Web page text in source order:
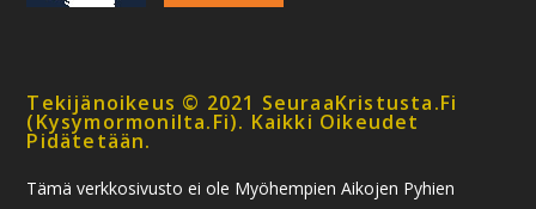
Tekijänoikeus © 2021 SeuraaKristusta.fi
(kysymormonilta.fi). Kaikki Oikeudet
Pidätetään.
Tämä verkkosivusto ei ole Myöhempien Aikojen Pyhien